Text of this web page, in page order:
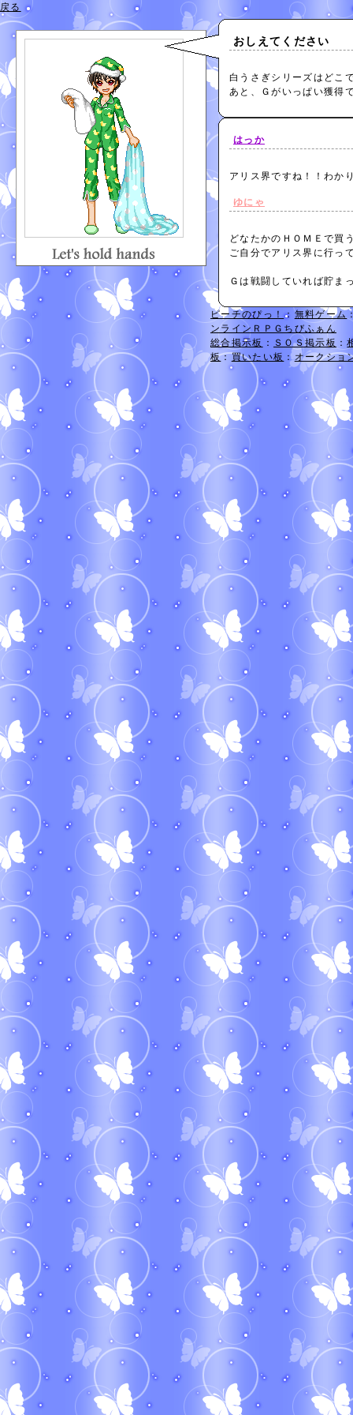
戻る
おしえてください
白うさぎシリーズはどこ
あと、Ｇがいっぱい獲得
はっか
アリス界ですね！！わ
ゆにゃ
どなたかのＨＯＭＥで買
ご自分でアリス界に行っ
Ｇは戦闘していれば貯
ピーチのぴっ！： 無料ゲーム
ンラインＲＰＧちびふぁん
総合掲示板 ： ＳＯＳ掲示板 ：
板：買いたい板 ： オークショ